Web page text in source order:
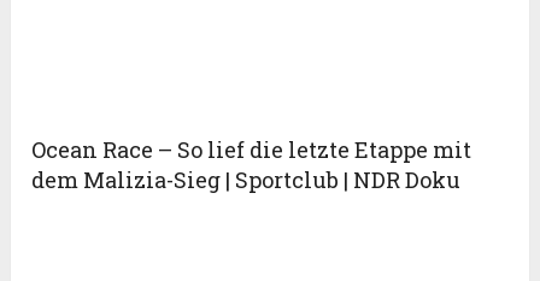
Ocean Race – So lief die letzte Etappe mit
dem Malizia-Sieg | Sportclub | NDR Doku